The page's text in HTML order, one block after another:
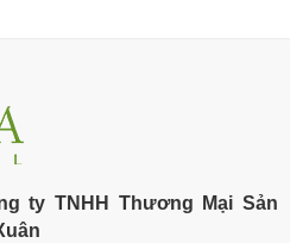
ty TNHH Thương Mại Sản